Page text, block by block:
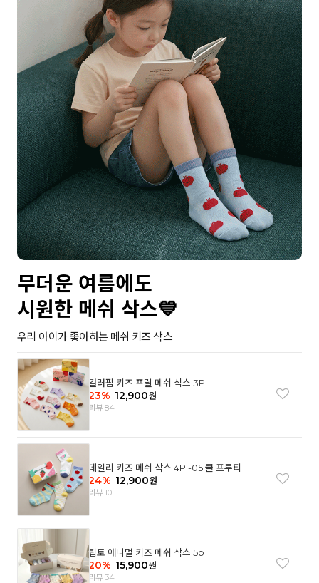
무더운 여름에도
시원한 메쉬 삭스💙
우리 아이가 좋아하는 메쉬 키즈 삭스
컬러팜 키즈 프릴 메쉬 삭스 3P
23% 12,900원
리뷰 84
데일리 키즈 메쉬 삭스 4P -05 쿨 프루티
24% 12,900원
리뷰 10
팁토 애니멀 키즈 메쉬 삭스 5p
20% 15,900원
리뷰 34